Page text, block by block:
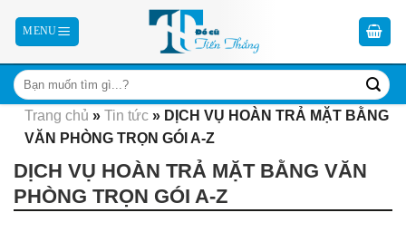
Trang chủ » Tin tức» DỊCH VỤ HOÀN TRẢ MẶT BẰNG
VĂN PHÒNG TRỌN GÓI A-Z
DỊCH VỤ HOÀN TRẢ MẶT BẰNG VĂN
PHÒNG TRỌN GÓI A-Z